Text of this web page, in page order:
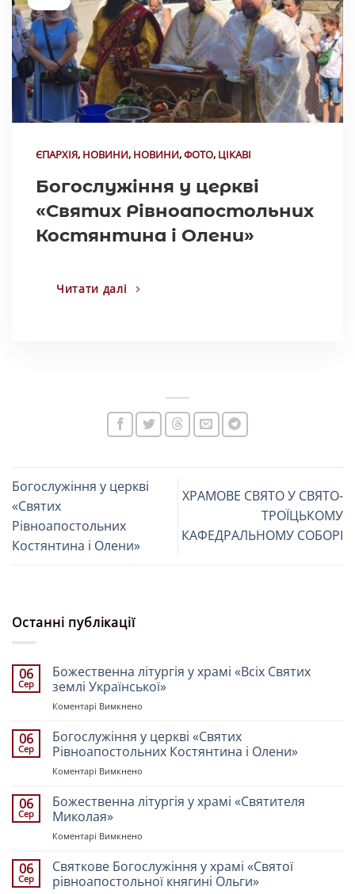
ЄПАРХІЯ, НОВИНИ, НОВИНИ,ФОТО, ЦІКАВІ
Богослужіння у церкві
«Святих Рівноапостольних
Костянтина і Олени»
Читати далі
Богослужіння у церкві
«Святих
Рівноапостольних
Костянтина і Олени»
ХРАМОВЕ СВЯТО У СВЯТО-
ТРОЇЦЬКОМУ
КАФЕДРАЛЬНОМУ СОБОРІ
Останні публікації
06
Сер
Божественна літургія у храмі «Всіх Святих
землі Української»
Коментарі Вимкнено
літургія
у
храмі
землі
Української»
06
Сер
Богослужіння у церкві «Святих
Рівноапостольних Костянтина і Олени»
Коментарі Вимкнено
у
церкві
і
Олени»
06
Сер
Божественна літургія у храмі «Святителя
Миколая»
Коментарі Вимкнено
літургія
у
храмі
06
Сер
Святкове Богослужіння у храмі «Святої
рівноапостольної княгині Ольги»